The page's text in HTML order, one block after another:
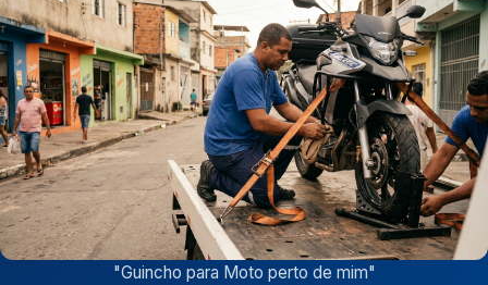
"Guincho para Moto perto de mim"